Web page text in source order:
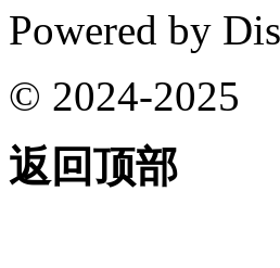
Powered by
© 2024-2025
返回顶部